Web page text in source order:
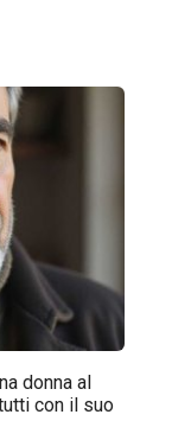
donna al
con il suo